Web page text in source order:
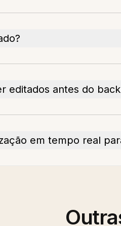
editados antes do
em tempo real